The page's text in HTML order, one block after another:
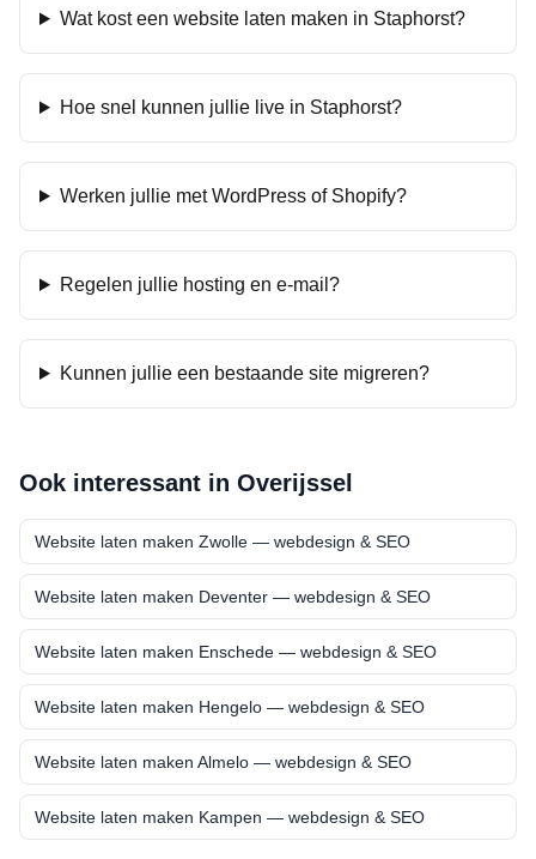
Wat kost een website laten maken in Staphorst?
Hoe snel kunnen jullie live in Staphorst?
Werken jullie met WordPress of Shopify?
Regelen jullie hosting en e-mail?
Kunnen jullie een bestaande site migreren?
Ook interessant in Overijssel
Website laten maken Zwolle — webdesign & SEO
Website laten maken Deventer — webdesign & SEO
Website laten maken Enschede — webdesign & SEO
Website laten maken Hengelo — webdesign & SEO
Website laten maken Almelo — webdesign & SEO
Website laten maken Kampen — webdesign & SEO